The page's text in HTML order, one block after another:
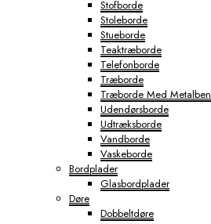
Stofborde
Stoleborde
Stueborde
Teaktræborde
Telefonborde
Træborde
Træborde Med Metalben
Udendørsborde
Udtræksborde
Vandborde
Vaskeborde
Bordplader
Glasbordplader
Døre
Dobbeltdøre